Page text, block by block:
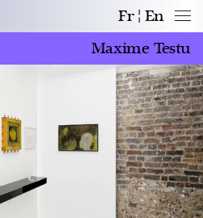
Fr
En
Maxime Testu